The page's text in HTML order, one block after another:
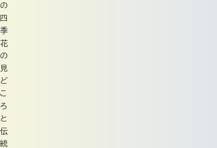
の
四
季
花
の
見
ど
こ
ろ
と
伝
統